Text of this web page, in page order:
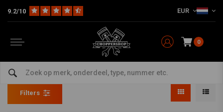
9.2/10 EUR
0
Accessoires
Home Multi-fit Tellers Accessoires
Filters